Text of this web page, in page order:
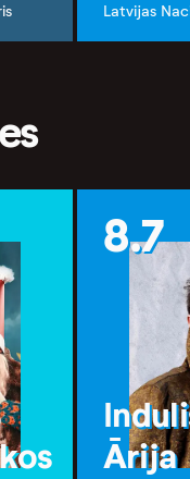
Latvijas
8.7
Ārija